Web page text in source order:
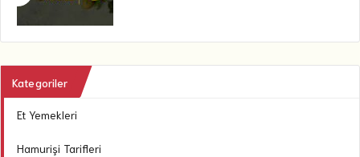
Kategoriler
Et Yemekleri
Hamurişi Tarifleri